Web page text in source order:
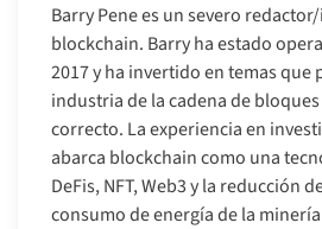
Barry Pene es un severo
blockchain. Barry ha estado
2017 y ha invertido en temas que
industria de la cadena de
correcto. La experiencia en
abarca blockchain como una
DeFis, NFT, Web3 y la reducción
consumo de energía de la